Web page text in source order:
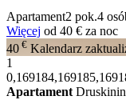
Apartament2 pok.4
Więcej od 40 € za noc
40 € Kalendarz
1
Apartament